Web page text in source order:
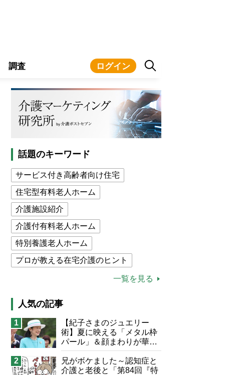
調査 ログイン
話題のキーワード
サービス付き高齢者向け住宅
住宅型有料老人ホーム
介護施設紹介
介護付有料老人ホーム
特別養護老人ホーム
プロが教える在宅介護のヒント
介護食
猫が母になつきません
息子の遠距離介護サバイバル術
兄がボケました
便利なサービス
予防法
一覧を見る
人気の記事
1
【紀子さまのジュエリー
術】夏に映える「メタル枠
パール」＆顔まわりが華や
ぐ「揺れる一粒」の使い分
け方
2
兄がボケました～認知症と
介護と老後と「第84回『特